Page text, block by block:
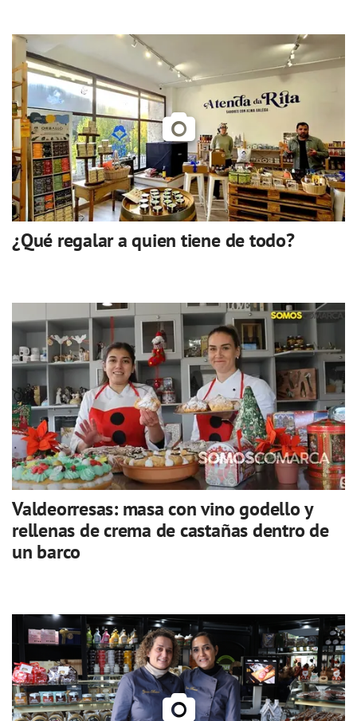
¿Qué regalar a quien tiene de todo?
Valdeorresas: masa con vino godello y
rellenas de crema de castañas dentro de
un barco